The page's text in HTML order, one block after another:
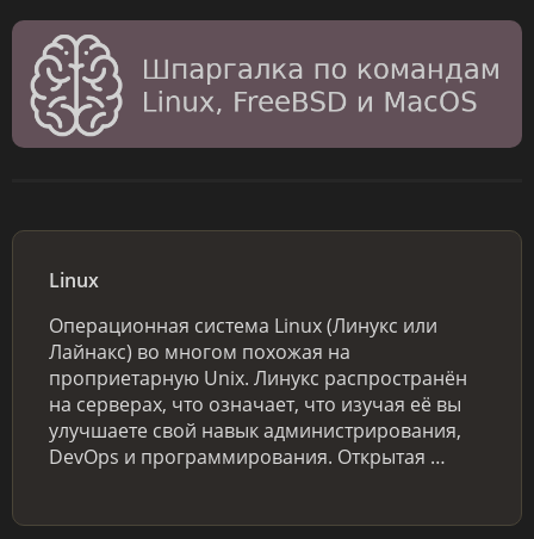
Linux
Операционная система Linux (Линукс или
Лайнакс) во многом похожая на
проприетарную Unix. Линукс распространён
на серверах, что означает, что изучая её вы
улучшаете свой навык администрирования,
DevOps и программирования. Открытая …